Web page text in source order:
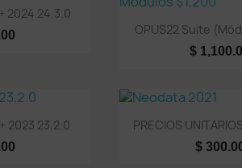
2024 24.3.0
Vista
OPUS22 Suite
$
2023 23.2.0 Vista
PRECIOS
$